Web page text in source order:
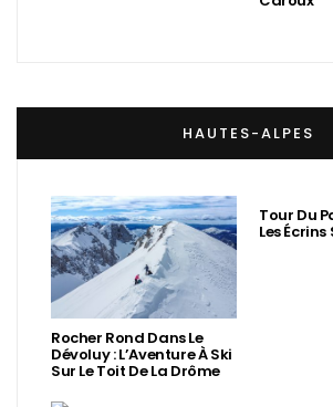
HAUTES-ALPES
Rocher Rond Dans Le
Dévoluy : L’Aventure À Ski
Sur Le Toit De La Drôme
Tour Du
Les